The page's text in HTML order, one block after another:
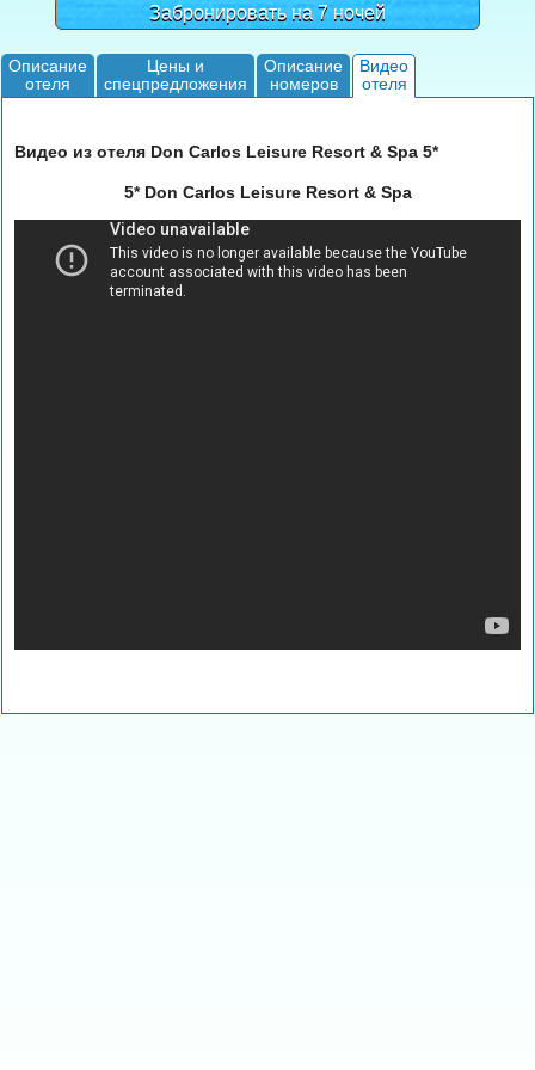
Забронировать на 7 ночей
Описание
отеля
Цены и
спецпредложения
Описание
номеров
Видео
отеля
Видео из отеля Don Carlos Leisure Resort & Spa 5*
5* Don Carlos Leisure Resort & Spa